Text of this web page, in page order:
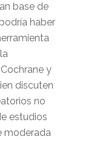
base de
haber
y
discuten
no
estudios
moderada